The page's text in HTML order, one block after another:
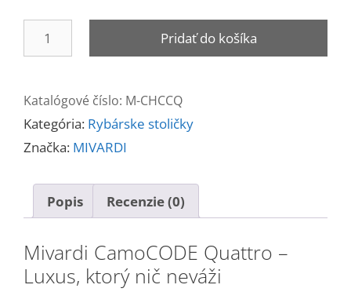
Kreslo
Pridať do košíka
Katalógové číslo: M-CHCCQ
Kategória: Rybárske stoličky
Značka: MIVARDI
Popis Recenzie (0)
Mivardi CamoCODE Quattro –
Luxus, ktorý nič neváži